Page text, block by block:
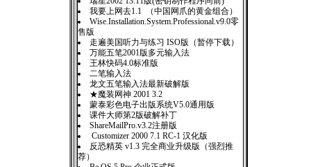
我要上网去1.1 （中国网爪的黄金组合）
Wise.Installation.System.Professional.v9.0零
售版
走遍美国听力与练习 ISO版（暂停下载）
万能五笔2001版多元输入法
王林快码4.0标准版
二笔输入法
龙文五笔输入法最新破解版
★魔装网神 2001 3.2
蒙泰彩色电子出版系统V5.0通用版
课件大师第2版破解补丁
ShareMailPro.v3.2注册版
Customizer 2000 7.1 RC-1 汉化版
反恐精英 v1.3 完全商业升级版（强烈推
荐）